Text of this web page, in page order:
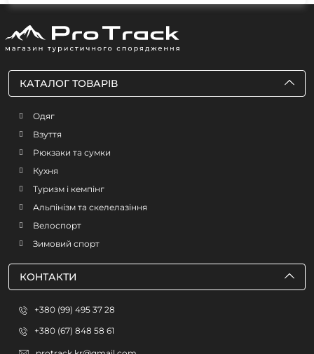
КАТАЛОГ ТОВАРІВ
Одяг
Взуття
Рюкзаки та сумки
Кухня
Туризм і кемпінг
Альпінізм та скелелазіння
Велоспорт
Зимовий спорт
КОНТАКТИ
+380 (99) 495 37 28
+380 (67) 848 58 61